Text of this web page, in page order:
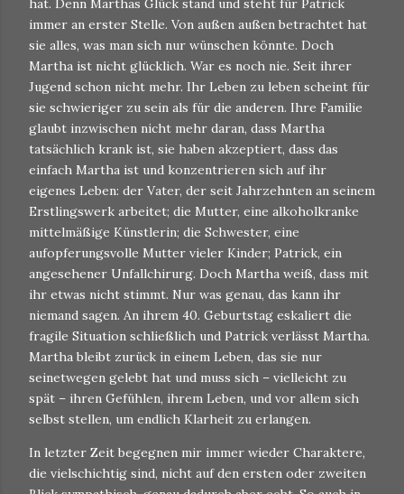
hat. Denn Marthas Glück stand und steht für Patrick
immer an erster Stelle. Von außen außen betrachtet hat
sie alles, was man sich nur wünschen könnte. Doch
Martha ist nicht glücklich. War es noch nie. Seit ihrer
Jugend schon nicht mehr. Ihr Leben zu leben scheint für
sie schwieriger zu sein als für die anderen. Ihre Familie
glaubt inzwischen nicht mehr daran, dass Martha
tatsächlich krank ist, sie haben akzeptiert, dass das
einfach Martha ist und konzentrieren sich auf ihr
eigenes Leben: der Vater, der seit Jahrzehnten an seinem
Erstlingswerk arbeitet; die Mutter, eine alkoholkranke
mittelmäßige Künstlerin; die Schwester, eine
aufopferungsvolle Mutter vieler Kinder; Patrick, ein
angesehener Unfallchirurg. Doch Martha weiß, dass mit
ihr etwas nicht stimmt. Nur was genau, das kann ihr
niemand sagen. An ihrem 40. Geburtstag eskaliert die
fragile Situation schließlich und Patrick verlässt Martha.
Martha bleibt zurück in einem Leben, das sie nur
seinetwegen gelebt hat und muss sich – vielleicht zu
spät – ihren Gefühlen, ihrem Leben, und vor allem sich
selbst stellen, um endlich Klarheit zu erlangen.
In letzter Zeit begegnen mir immer wieder Charaktere,
die vielschichtig sind, nicht auf den ersten oder zweiten